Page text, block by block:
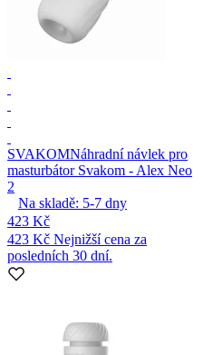
SVAKOMNáhradní návlek pro
masturbátor Svakom - Alex Neo
2
Na skladě: 5-7 dny
423 Kč
423 Kč Nejnižší cena za
posledních 30 dní.